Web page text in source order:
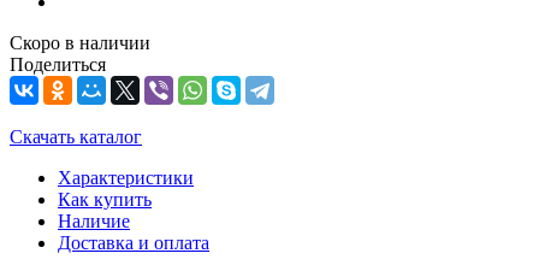
Скоро в наличии
Поделиться
Скачать каталог
Характеристики
Как купить
Наличие
Доставка и оплата